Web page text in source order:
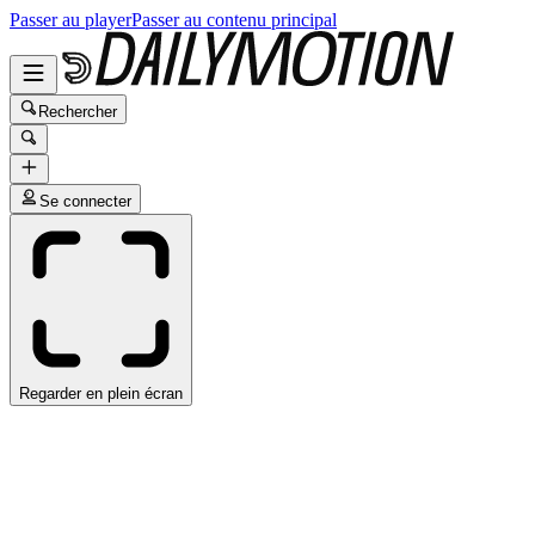
Passer au playerPasser au contenu principal
Rechercher
Se connecter
Regarder en plein écran